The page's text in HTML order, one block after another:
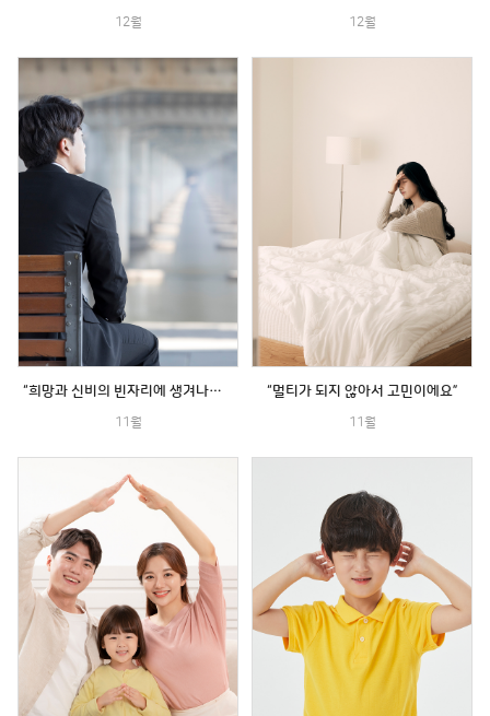
12월 12월
“희망과 신비의 빈자리에 생겨나는 병 : 우울과 불안”
11월
“멀티가 되지 않아서 고민이에요”
11월